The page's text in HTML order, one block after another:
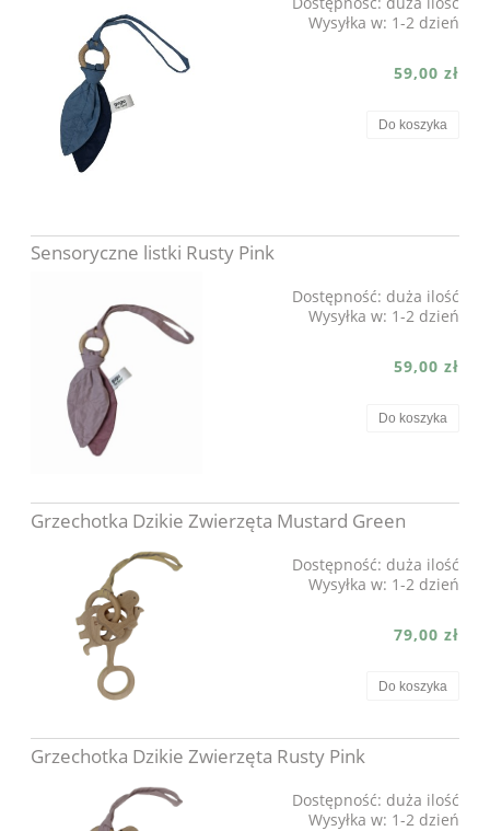
Wysyłka w: 1-2 dzień
59,00 zł
Do koszyka
Sensoryczne listki Rusty Pink
Dostępność: duża ilość
Wysyłka w: 1-2 dzień
59,00 zł
Do koszyka
Grzechotka Dzikie Zwierzęta Mustard Green
Dostępność: duża ilość
Wysyłka w: 1-2 dzień
79,00 zł
Do koszyka
Grzechotka Dzikie Zwierzęta Rusty Pink
Dostępność: duża ilość
Wysyłka w: 1-2 dzień